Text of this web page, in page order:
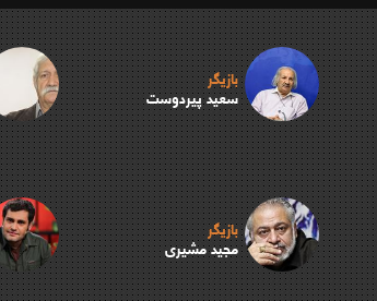
بازیگر
سعید پیردوست
بازیگر
مجید مشیری